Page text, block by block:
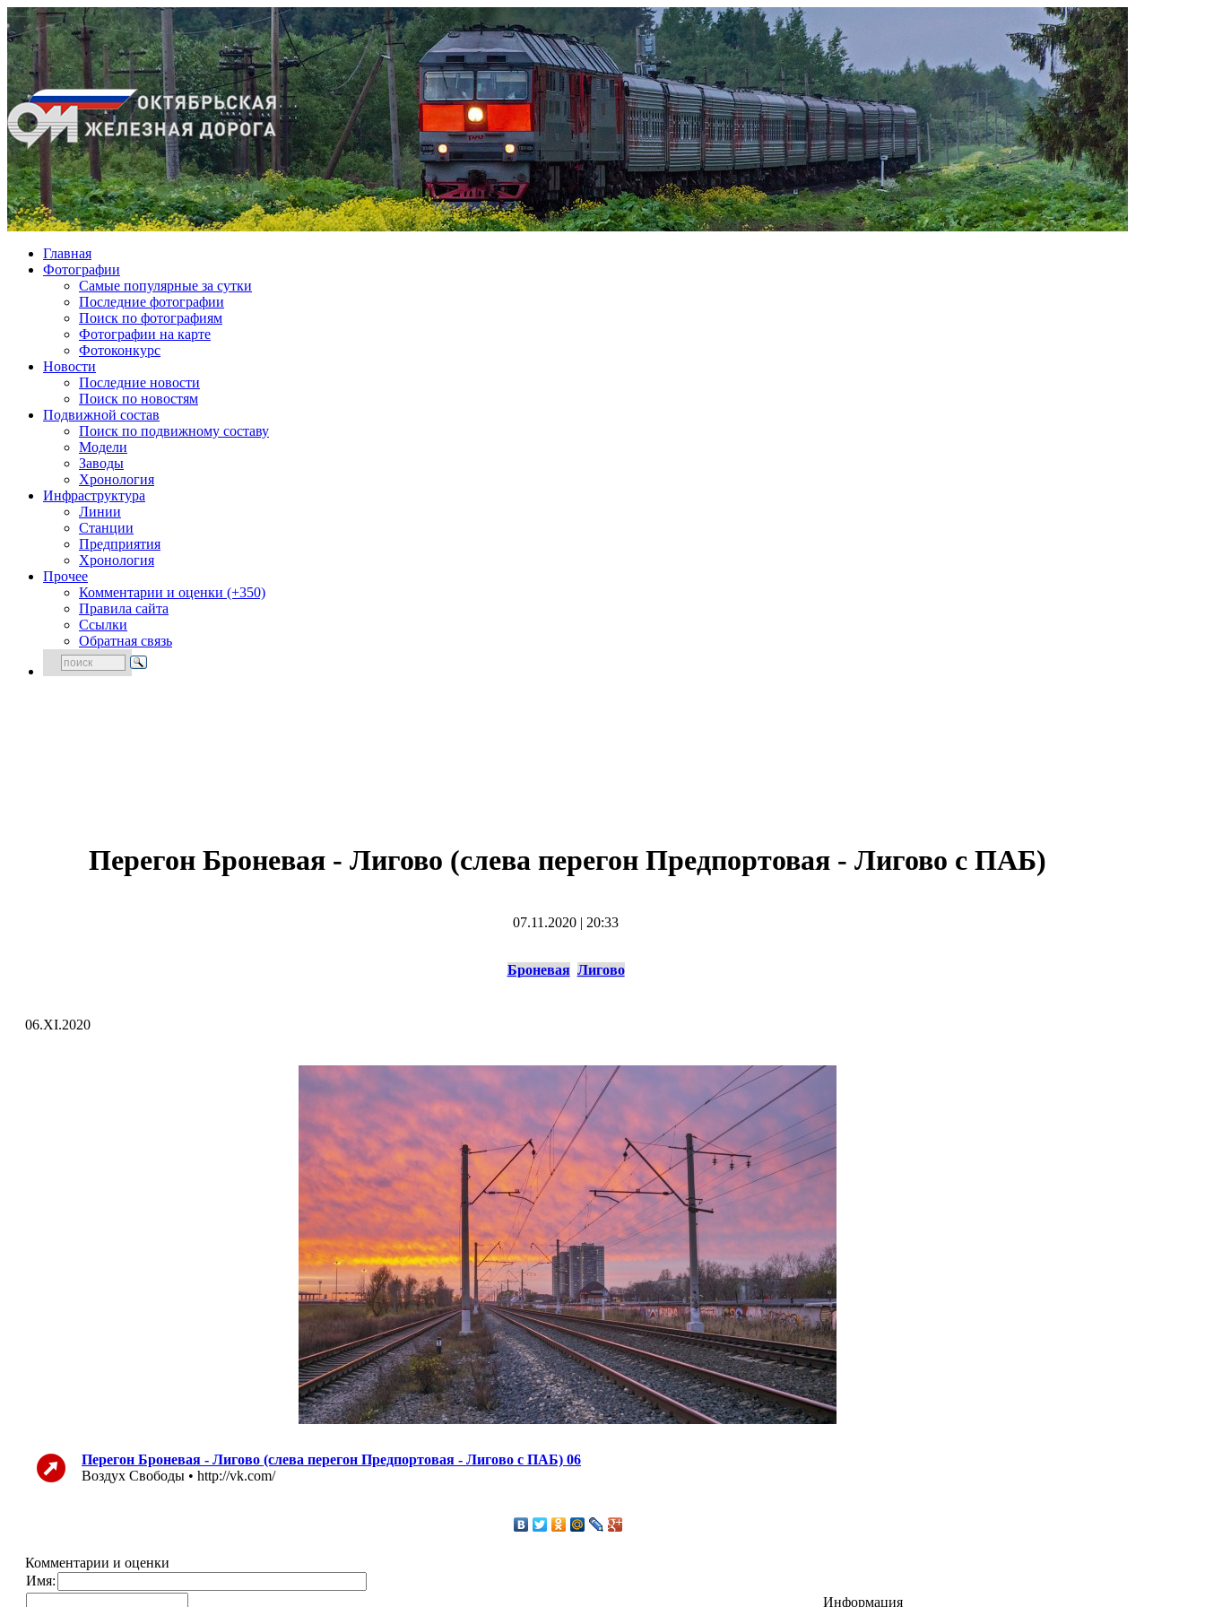
Главная
Фотографии
Cамые популярные за сутки
Последние фотографии
Поиск по фотографиям
Фотографии на карте
Фотоконкурс
Новости
Последние новости
Поиск по новостям
Подвижной состав
Поиск по подвижному составу
Модели
Заводы
Хронология
Инфраструктура
Линии
Станции
Предприятия
Хронология
Прочее
Комментарии и оценки (+350)
Правила сайта
Ссылки
Обратная связь
Перегон Броневая - Лигово (слева перегон Предпортовая - Лигово с ПАБ)
07.11.2020 | 20:33
Броневая Лигово
06.XI.2020
Перегон Броневая - Лигово (слева перегон Предпортовая - Лигово с ПАБ) 06
Воздух Свободы • http://vk.com/
Комментарии и оценки
Имя:
Информация